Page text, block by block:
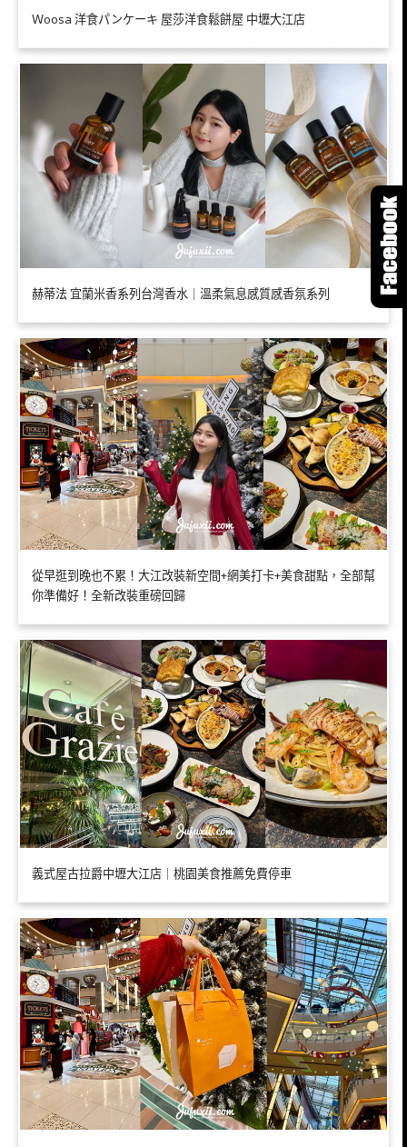
Ｗoosa 洋食パンケーキ 屋莎洋食鬆餅屋 中壢大江店
赫蒂法 宜蘭米香系列台灣香水｜溫柔氣息感質感香氛系列
從早逛到晚也不累！大江改裝新空間+網美打卡+美食甜點，全部幫
你準備好！全新改裝重磅回歸
義式屋古拉爵中壢大江店｜桃園美食推薦免費停車